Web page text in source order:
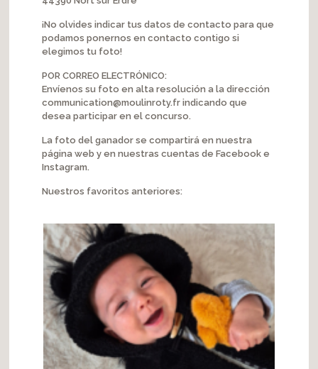
¡No olvides indicar tus datos de contacto para que
podamos ponernos en contacto contigo si
elegimos tu foto!
POR CORREO ELECTRÓNICO:
Envíenos su foto en alta resolución a la dirección
communication@moulinroty.fr indicando que
desea participar en el concurso.
La foto del ganador se compartirá en nuestra
página web y en nuestras cuentas de Facebook e
Instagram.
Nuestros favoritos anteriores: